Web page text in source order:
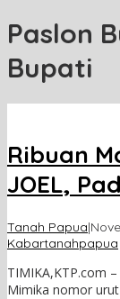
Paslon
Bupati
Ribuan
JOEL,
Tanah Papua|
Kabartanahpapua
TIMIKA,KTP.com
Mimika nomor urut